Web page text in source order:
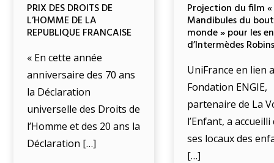
PRIX DES DROITS DE
L’HOMME DE LA
REPUBLIQUE FRANCAISE
« En cette année
anniversaire des 70 ans
la Déclaration
universelle des Droits de
l’Homme et des 20 ans la
Déclaration […]
Projection du film «
Mandibules du
monde » pour les
d’Intermèdes
UniFrance en lien
Fondation ENGIE,
partenaire de La
l’Enfant, a accueilli
ses locaux des
[…]